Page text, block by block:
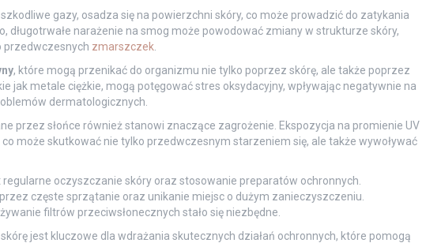
gazy, osadza się na powierzchni skóry, co może prowadzić do zatykania
długotrwałe narażenie na smog może powodować zmiany w strukturze skóry,
przedwczesnych zmarszczek
, które mogą przenikać do organizmu nie tylko poprzez skórę, ale także poprzez
jak metale ciężkie, mogą potęgować stres oksydacyjny, wpływając negatywnie na
dermatologicznych.
przez słońce również stanowi znaczące zagrożenie. Ekspozycja na promienie UV
może skutkować nie tylko przedwczesnym starzeniem się, ale także wywoływać
oczyszczanie skóry oraz stosowanie preparatów ochronnych.
częste sprzątanie oraz unikanie miejsc o dużym zanieczyszczeniu.
filtrów przeciwsłonecznych stało się niezbędne.
jest kluczowe dla wdrażania skutecznych działań ochronnych, które pomogą